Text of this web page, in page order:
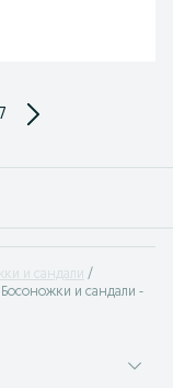
7
и сандали
Босоножки и сандали -